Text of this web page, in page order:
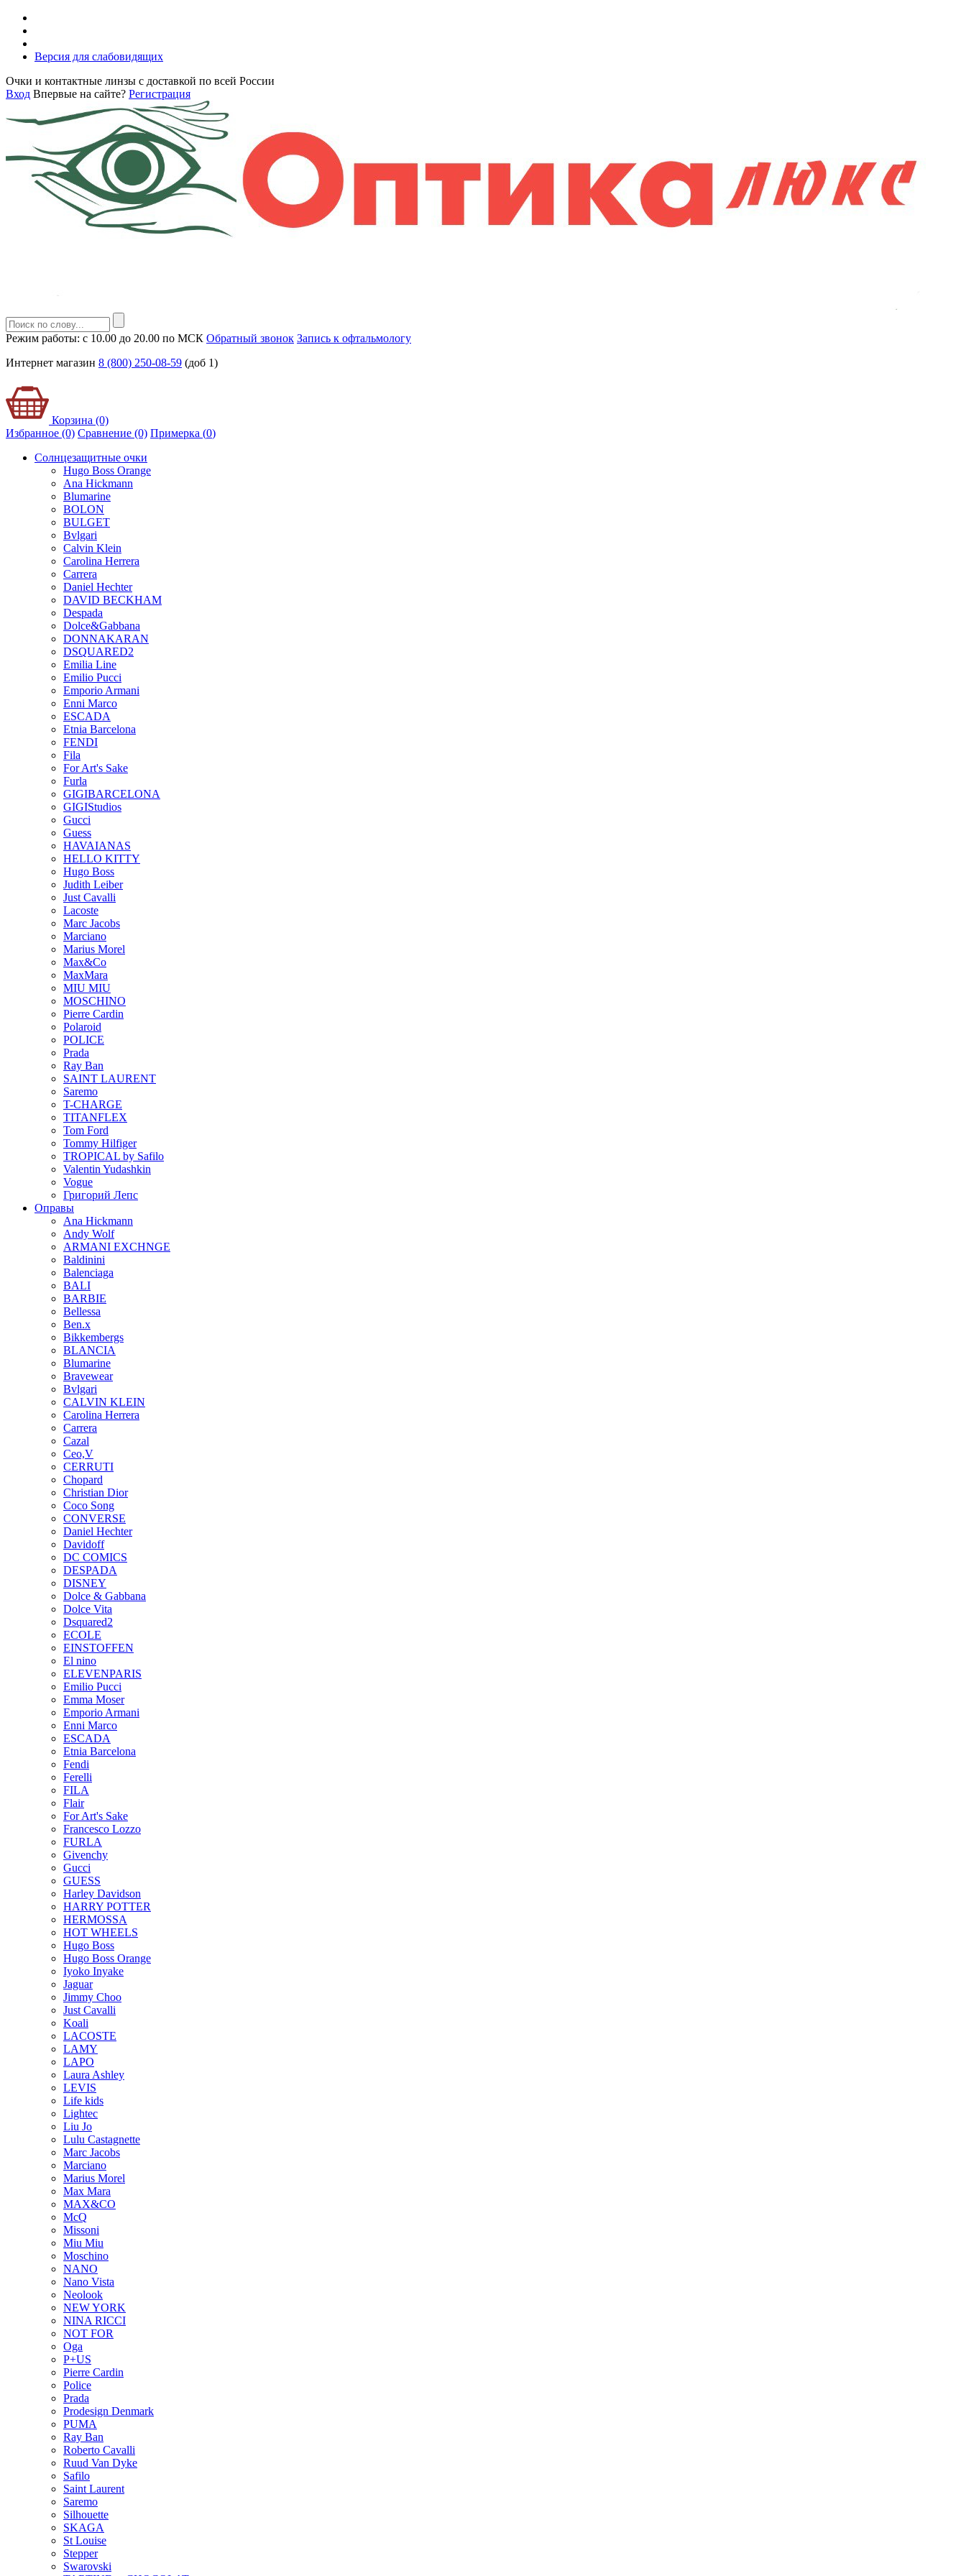
Версия для слабовидящих
Очки и контактные линзы с доставкой по всей России
Вход Впервые на сайте? Регистрация
Режим работы: с 10.00 до 20.00 по МСК Обратный звонок Запись к офтальмологу
Интернет магазин 8 (800) 250-08-59 (доб 1)
Корзина (0)
Избранное (0) Сравнение (0) Примерка (0)
Солнцезащитные очки
Hugo Boss Orange
Ana Hickmann
Blumarine
BOLON
BULGET
Bvlgari
Calvin Klein
Carolina Herrera
Carrera
Daniel Hechter
DAVID BECKHAM
Despada
Dolce&Gabbana
DONNAKARAN
DSQUARED2
Emilia Line
Emilio Pucci
Emporio Armani
Enni Marco
ESCADA
Etnia Barcelona
FENDI
Fila
For Art's Sake
Furla
GIGIBARCELONA
GIGIStudios
Gucci
Guess
HAVAIANAS
HELLO KITTY
Hugo Boss
Judith Leiber
Just Cavalli
Lacoste
Marc Jacobs
Marciano
Marius Morel
Max&Co
MaxMara
MIU MIU
MOSCHINO
Pierre Cardin
Polaroid
POLICE
Prada
Ray Ban
SAINT LAURENT
Saremo
T-CHARGE
TITANFLEX
Tom Ford
Tommy Hilfiger
TROPICAL by Safilo
Valentin Yudashkin
Vogue
Григорий Лепс
Оправы
Ana Hickmann
Andy Wolf
ARMANI EXCHNGE
Baldinini
Balenciaga
BALI
BARBIE
Bellessa
Ben.x
Bikkembergs
BLANCIA
Blumarine
Bravewear
Bvlgari
CALVIN KLEIN
Carolina Herrera
Carrera
Cazal
Ceo,V
CERRUTI
Chopard
Christian Dior
Coco Song
CONVERSE
Daniel Hechter
Davidoff
DC COMICS
DESPADA
DISNEY
Dolce & Gabbana
Dolce Vita
Dsquared2
ECOLE
EINSTOFFEN
El nino
ELEVENPARIS
Emilio Pucci
Emma Moser
Emporio Armani
Enni Marco
ESCADA
Etnia Barcelona
Fendi
Ferelli
FILA
Flair
For Art's Sake
Francesco Lozzo
FURLA
Givenchy
Gucci
GUESS
Harley Davidson
HARRY POTTER
HERMOSSA
HOT WHEELS
Hugo Boss
Hugo Boss Orange
Iyoko Inyake
Jaguar
Jimmy Choo
Just Cavalli
Koali
LACOSTE
LAMY
LAPO
Laura Ashley
LEVIS
Life kids
Lightec
Liu Jo
Lulu Castagnette
Marc Jacobs
Marciano
Marius Morel
Max Mara
MAX&CO
McQ
Missoni
Miu Miu
Moschino
NANO
Nano Vista
Neolook
NEW YORK
NINA RICCI
NOT FOR
Oga
P+US
Pierre Cardin
Police
Prada
Prodesign Denmark
PUMA
Ray Ban
Roberto Cavalli
Ruud Van Dyke
Safilo
Saint Laurent
Saremo
Silhouette
SKAGA
St Louise
Stepper
Swarovski